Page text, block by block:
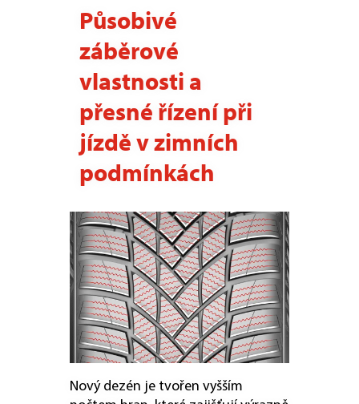
Působivé
záběrové
vlastnosti a
přesné řízení při
jízdě v zimních
podmínkách
Nový dezén je tvořen vyšším